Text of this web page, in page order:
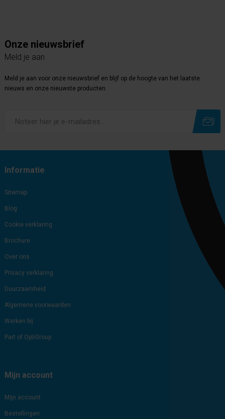
Onze nieuwsbrief
Meld je aan
Meld je aan voor onze nieuwsbrief en blijf op de hoogte van het laatste
nieuws en onze nieuwste producten.
Informatie
Sitemap
Blog
Cookie verklaring
Brochure
Over ons
Privacy verklaring
Duurzaamheid
Algemene voorwaarden
Werken bij
Part of OptiGroup
Mijn account
Mijn account
Bestellingen